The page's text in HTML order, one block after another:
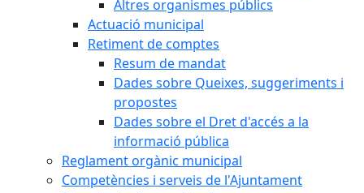
Altres organismes públics
Actuació municipal
Retiment de comptes
Resum de mandat
Dades sobre Queixes, suggeriments i
propostes
Dades sobre el Dret d'accés a la
informació pública
Reglament orgànic municipal
Competències i serveis de l'Ajuntament